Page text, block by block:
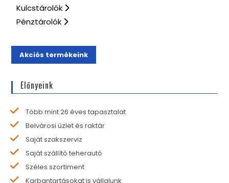
Kulcstárolók
Pénztárolók
Akciós termékeink
Előnyeink
Több mint 26 éves tapasztalat
Belvárosi üzlet és raktár
Saját szakszerviz
Saját szállító teherautó
Széles szortiment
Karbantartásokat is vállalunk